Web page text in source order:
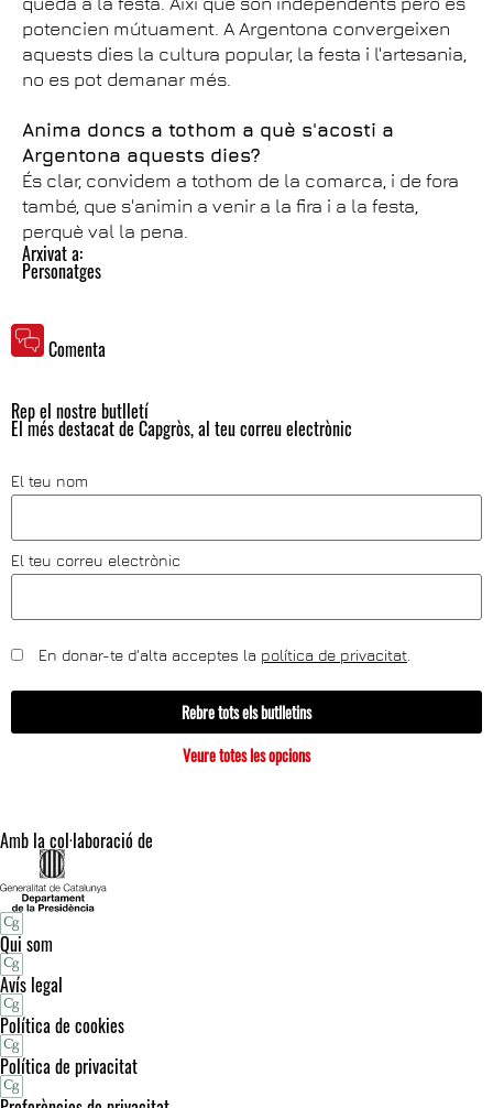
potencien mútuament. A Argentona convergeixen
aquests dies la cultura popular, la festa i l'artesania,
no es pot demanar més.
Anima doncs a tothom a què s'acosti a
Argentona aquests dies?
És clar, convidem a tothom de la comarca, i de fora
també, que s'animin a venir a la fira i a la festa,
perquè val la pena.
Arxivat a:
Personatges
Comenta
Rep el nostre butlletí
El més destacat de Capgròs, al teu correu electrònic
El teu nom
El teu correu electrònic
En donar-te d'alta acceptes la política de privacitat
Rebre tots els butlletins
Veure totes les opcions
Amb la col·laboració de
Qui som
Avís legal
Política de cookies
Política de privacitat